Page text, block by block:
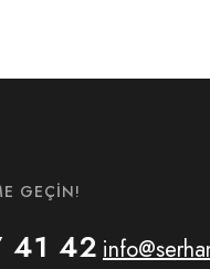
GEÇIN!
41 42